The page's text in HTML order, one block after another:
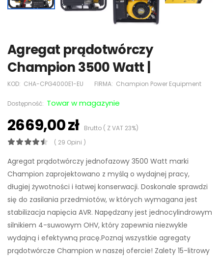
Agregat prądotwórczy
Champion 3500 Watt |
KOD: CHA-CPG4000E1-EU FIRMA: Champion Power Equipment
Dostępność: Towar w magazynie
2669,00 złBrutto ( Z VAT 23%)
( 29 Opini )
Agregat prądotwórczy jednofazowy 3500 Watt marki
Champion zaprojektowano z myślą o wydajnej pracy,
długiej żywotności i łatwej konserwacji. Doskonale sprawdzi
się do zasilania przedmiotów, w których wymagana jest
stabilizacja napięcia AVR. Napędzany jest jednocylindrowym
silnikiem 4-suwowym OHV, który zapewnia niezwykle
wydajną i efektywną pracę.Poznaj wszystkie agregaty
prądotwórcze Champion w naszej ofercie! Zalety 15-litrowy